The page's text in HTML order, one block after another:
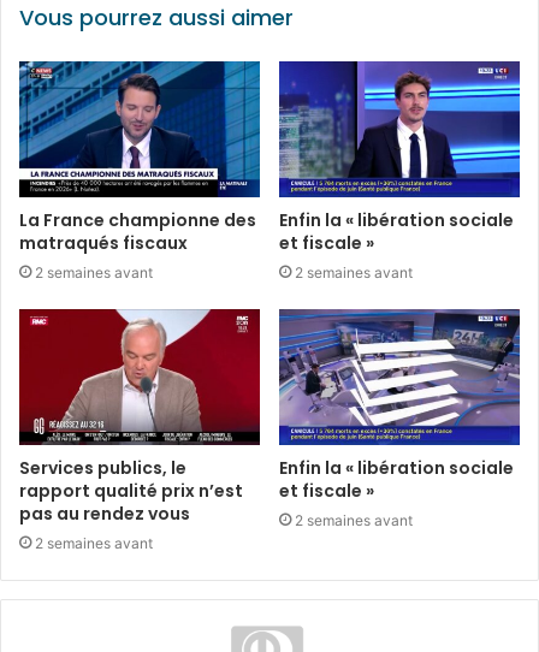
Vous pourrez aussi aimer
La France championne des
matraqués fiscaux
2 semaines avant
Enfin la « libération sociale
et fiscale »
2 semaines avant
Services publics, le
rapport qualité prix n’est
pas au rendez vous
2 semaines avant
Enfin la « libération sociale
et fiscale »
2 semaines avant